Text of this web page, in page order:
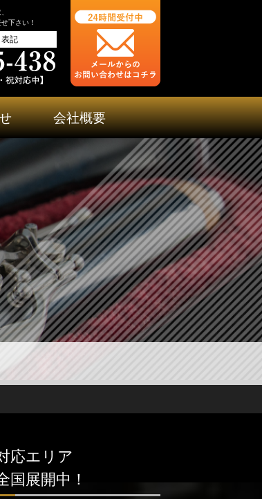
下さい！
記
会社概要
応エリア
国展開中！